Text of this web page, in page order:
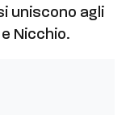
uniscono agli
Nicchio.